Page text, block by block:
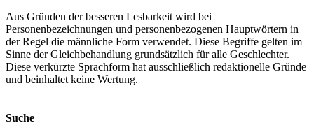
Aus Gründen der besseren Lesbarkeit wird bei
Personenbezeichnungen und personenbezogenen Hauptwörtern in
der Regel die männliche Form verwendet. Diese Begriffe gelten im
Sinne der Gleichbehandlung grundsätzlich für alle Geschlechter.
Diese verkürzte Sprachform hat ausschließlich redaktionelle Gründe
und beinhaltet keine Wertung.
Suche